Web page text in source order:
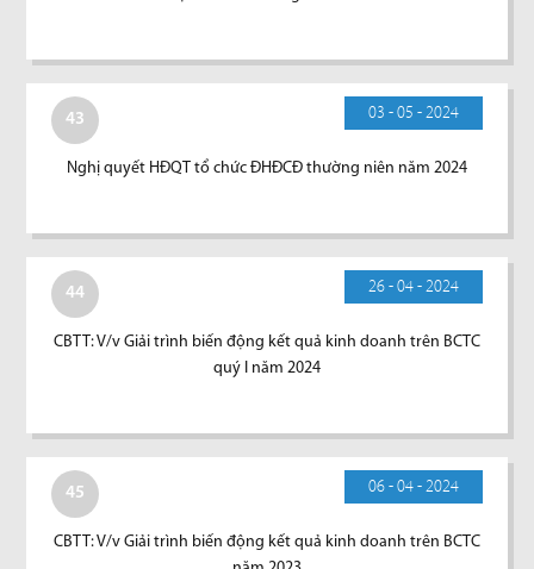
43 03 - 05 - 2024
Nghị quyết HĐQT tổ chức ĐHĐCĐ thường niên năm 2024
44 26 - 04 - 2024
CBTT: V/v Giải trình biến động kết quả kinh doanh trên BCTC
quý I năm 2024
45 06 - 04 - 2024
CBTT: V/v Giải trình biến động kết quả kinh doanh trên BCTC